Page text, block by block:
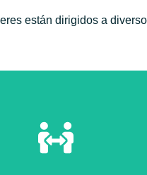
están dirigidos a